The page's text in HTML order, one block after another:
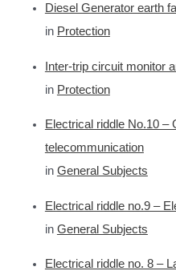
Diesel Generator earth
in Protection
Inter-trip circuit monitor
in Protection
Electrical riddle No.10 –
telecommunication
in General Subjects
Electrical riddle no.9 –
in General Subjects
Electrical riddle no. 8 –